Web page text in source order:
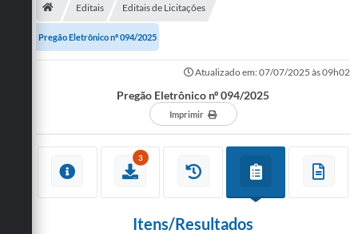
Editais Editais de Licitações
Pregão Eletrônico nº 094/2025
Atualizado em: 07/07/2025 às 09h02
Pregão Eletrônico nº 094/2025
Imprimir
3
Itens/Resultados